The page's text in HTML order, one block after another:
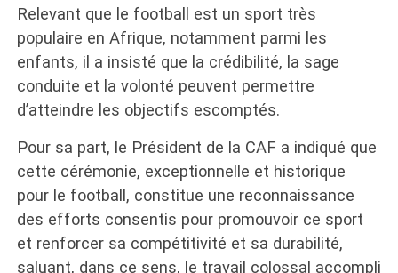
Relevant que le football est un sport très
populaire en Afrique, notamment parmi les
enfants, il a insisté que la crédibilité, la sage
conduite et la volonté peuvent permettre
d’atteindre les objectifs escomptés.
Pour sa part, le Président de la CAF a indiqué que
cette cérémonie, exceptionnelle et historique
pour le football, constitue une reconnaissance
des efforts consentis pour promouvoir ce sport
et renforcer sa compétitivité et sa durabilité,
saluant, dans ce sens, le travail colossal accompli